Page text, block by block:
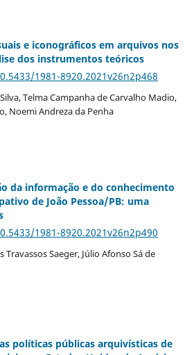
e iconográficos em arquivos nos
dos instrumentos teóricos
1981-8920.2021v26n2p468
Telma Campanha de Carvalho Madio,
Noemi Andreza da Penha
da informação e do conhecimento
de João Pessoa/PB: uma
1981-8920.2021v26n2p490
Saeger, Júlio Afonso Sá de
políticas públicas arquivísticas de